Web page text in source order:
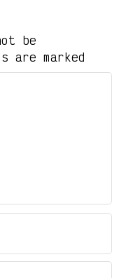
be
are marked